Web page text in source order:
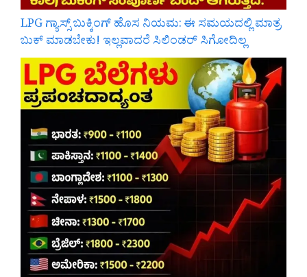
LPG ಗ್ಯಾಸ್ಸ್ ಬುಕ್ಕಿಂಗ್ ಹೊಸ ನಿಯಮ: ಈ ಸಮಯದಲ್ಲಿ ಮಾತ್ರ
ಬುಕ್ ಮಾಡಬೇಕು! ಇಲ್ಲವಾದರೆ ಸಿಲಿಂಡರ್ ಸಿಗೋದಿಲ್ಲ